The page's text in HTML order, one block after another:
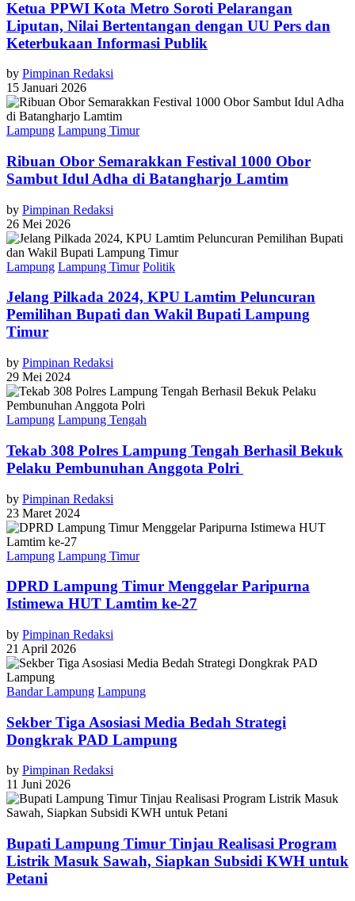
Ketua PPWI Kota Metro Soroti Pelarangan
Liputan, Nilai Bertentangan dengan UU Pers dan
Keterbukaan Informasi Publik
by Pimpinan Redaksi
15 Januari 2026
Lampung Lampung Timur
Ribuan Obor Semarakkan Festival 1000 Obor
Sambut Idul Adha di Batangharjo Lamtim
by Pimpinan Redaksi
26 Mei 2026
Lampung Lampung Timur Politik
Jelang Pilkada 2024, KPU Lamtim Peluncuran
Pemilihan Bupati dan Wakil Bupati Lampung
Timur
by Pimpinan Redaksi
29 Mei 2024
Lampung Lampung Tengah
Tekab 308 Polres Lampung Tengah Berhasil Bekuk
Pelaku Pembunuhan Anggota Polri
by Pimpinan Redaksi
23 Maret 2024
Lampung Lampung Timur
DPRD Lampung Timur Menggelar Paripurna
Istimewa HUT Lamtim ke-27
by Pimpinan Redaksi
21 April 2026
Bandar Lampung Lampung
Sekber Tiga Asosiasi Media Bedah Strategi
Dongkrak PAD Lampung
by Pimpinan Redaksi
11 Juni 2026
Bupati Lampung Timur Tinjau Realisasi Program
Listrik Masuk Sawah, Siapkan Subsidi KWH untuk
Petani